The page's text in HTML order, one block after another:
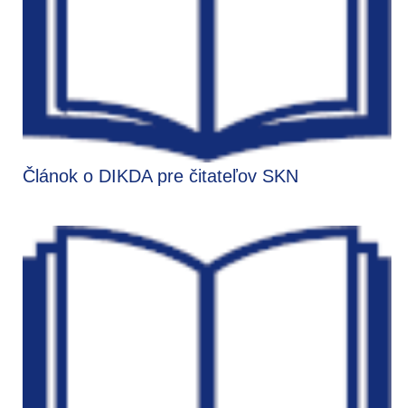
Článok o DIKDA pre čitateľov SKN